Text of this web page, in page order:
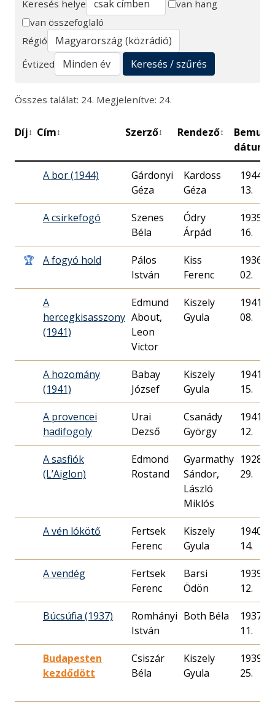
Keresés
Keresés helye
van hang
van összefoglaló
Régió
Évtized
Keresés / szűrés
Összes találat: 24. Megjelenítve: 24.
Díj↕ Cím↕ Szerző↕ Rendező↕
dátuma
A bor (1944)
Gárdonyi
Géza
Kardoss
Géza
1944.
13.
A csirkefogó
Szenes
Béla
Ódry
Árpád
1935.
16.
🏆 A fogyó hold
Pálos
István
Kiss
Ferenc
1936.
02.
A
hercegkisasszony
(1941)
Edmund
About,
Leon
Victor
Kiszely
Gyula
1941.
08.
A hozomány
(1941)
Babay
József
Kiszely
Gyula
1941.
15.
A provencei
hadifogoly
Urai
Dezső
Csanády
György
1941.
12.
A sasfiók
(L’Aiglon)
Edmond
Rostand
Gyarmathy
Sándor,
László
Miklós
1928.
29.
A vén lókötő
Fertsek
Ferenc
Kiszely
Gyula
1940.
14.
A vendég
Fertsek
Ferenc
Barsi
Ödön
1939.
12.
Búcsúfia (1937)
Romhányi
István
Both Béla
1937.
11.
Budapesten
kezdődött
Csiszár
Béla
Kiszely
Gyula
1939.
25.